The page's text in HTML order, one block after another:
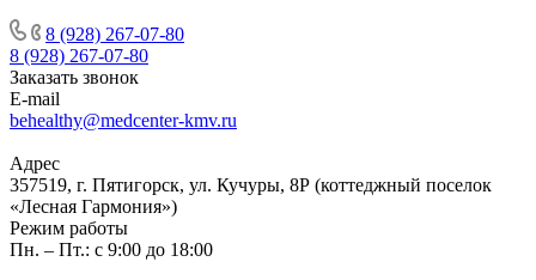
8 (928) 267-07-80
8 (928) 267-07-80
Заказать звонок
E-mail
behealthy@medcenter-kmv.ru
Адрес
357519, г. Пятигорск, ул. Кучуры, 8Р (коттеджный поселок
«Лесная Гармония»)
Режим работы
Пн. – Пт.: с 9:00 до 18:00